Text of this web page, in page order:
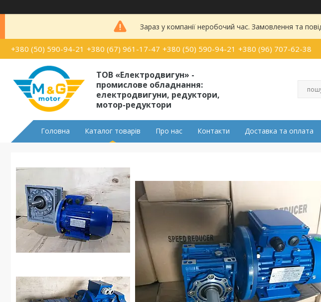
Зараз у компанії неробочий час. Замовлення та
+380 (50) 590-94-21 +380 (67) 961-17-47 +380 (50) 590-94-21 +380 (96) 707-62-38
ТОВ «Електродвигун» -
промислове обладнання:
електродвигуни, редуктори,
мотор-редуктори
Головна Каталог товарів Про нас Контакти Доставка та оплата